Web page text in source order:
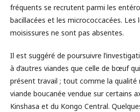
fréquents se recrutent parmi les
bacillacées et les micrococcacées. Les
moisissures ne sont pas absentes.
Il est suggéré de poursuivre
à d’autres viandes que celle de bœuf
présent travail ; tout comme la qualité
viande boucanée vendue sur certains
Kinshasa et du Kongo Central.